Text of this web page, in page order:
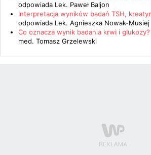
odpowiada Lek. Paweł Baljon
Interpretacja wyników badań TSH,
odpowiada Lek. Agnieszka Nowak-Musiej
Co oznacza wynik badania krwi i glukozy?
med. Tomasz Grzelewski